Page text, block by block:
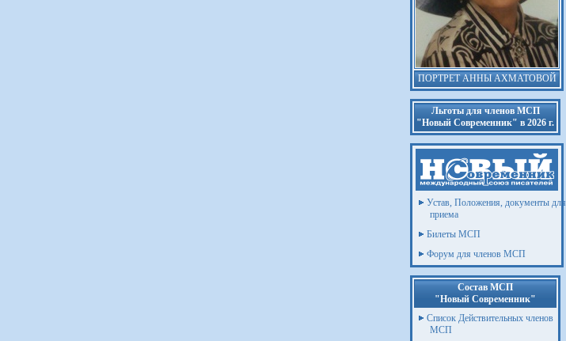
ПОРТРЕТ АННЫ АХМАТОВОЙ
Льготы для членов МСП
"Новый Современник" в 2026 г.
Устав, Положения, документы для
приема
Билеты МСП
Форум для членов МСП
Состав МСП
"Новый Современник"
Список Действительных членов
МСП